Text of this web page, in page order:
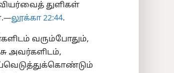
துளிகள்
லூக்கா 22:44.
வரும்போதும்,
அவர்களிடம்,